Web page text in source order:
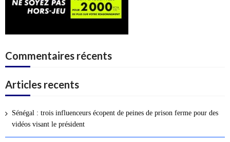
Commentaires récents
Articles recents
Sénégal : trois influenceurs écopent de peines de prison ferme pour des
vidéos visant le président